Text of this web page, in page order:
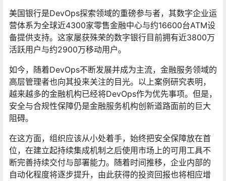
美国银行是DevOps探索领域的重磅参与者，其数字企业运
营体系为全球近4300家零售金融中心与约16600台ATM设
备提供支持。这家屡获殊荣的数字银行目前拥有近3800万
活跃用户与约2900万移动用户。
如今，随着DevOps不断发展并成为主流，金融服务领域的
高层管理者也向其投来关注的目光。以上案例研究表明，
越来越多的金融机构已经将DevOps作为优先事项。但是，
安全与合规性保障仍是金融服务机构创新道路面前的巨大
阻碍。
在这方面，组织应该从小处着手，始终把安全保障放在首
位，在建立起持续集成机制之后使用市场上的可用工具不
断完善持续交付与部署能力。随着时间推移，企业内部的
自动化程度将逐步提升，由此获得的投资回报也将相应增